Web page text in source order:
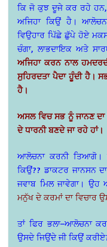
ਕਿ ਜੋ ਕੁਝ ਦੂਜੇ ਕਰ ਰਹੇ
ਅਜਿਹਾ ਕਿਉਂ ਹੈ।
ਵਿਉਹਾਰ ਪਿੱਛੇ ਛੁੱਪੇ ਹੋਏ
ਚੰਗਾ, ਲਾਭਦਾਇਕ ਅਤੇ
ਅਜਿਹਾ ਕਰਨ ਨਾਲ
ਸੁਹਿਰਦਤਾ ਪੈਦਾ ਹੂੰਦੀ ਹੈ।
ਹੈ।
ਅਸਲ ਵਿਚ ਸਭ ਨੂੰ ਜਾਨਣ
ਦੇ ਧਾਰਨੀ ਬਣਦੇ ਜਾ ਰਹੇ ਹਾਂ।
ਆਲੋਚਨਾ ਕਰਨੀ ਤਿਆਗੋ।
ਕਿਉਂ?? ਡਾਕਟਰ ਜਾਨਸਨ
ਜਵਾਬ ਮਿਲ ਜਾਵੇਗਾ। ਉਹ
ਮਨੁੱਖ ਦੇ ਕਰਮਾਂ ਦਾ ਵਿਚਾਰ
ਤਾਂ ਫਿਰ ਭਲਾ–ਆਲੋਚਨਾ
ਉਸਦੇ ਜਿਉਂਦੇ ਜੀ ਕਿਉਂ